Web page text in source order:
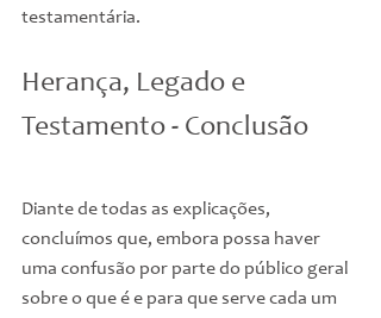
testamentária.
Herança, Legado e
Testamento - Conclusão
Diante de todas as explicações,
concluímos que, embora possa haver
uma confusão por parte do público geral
sobre o que é e para que serve cada um